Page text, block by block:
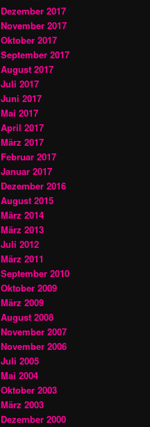
Dezember 2017
November 2017
Oktober 2017
September 2017
August 2017
Juli 2017
Juni 2017
Mai 2017
April 2017
März 2017
Februar 2017
Januar 2017
Dezember 2016
August 2015
März 2014
März 2013
Juli 2012
März 2011
September 2010
Oktober 2009
März 2009
August 2008
November 2007
November 2006
Juli 2005
Mai 2004
Oktober 2003
März 2003
Dezember 2000